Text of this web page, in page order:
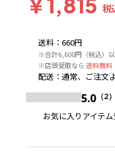
送料： 660円
※合計6,600円（税込）
※店頭受取なら 送料無料
配送 ： 通常、ご注文
5.0（2）
お気に入りアイテ
税